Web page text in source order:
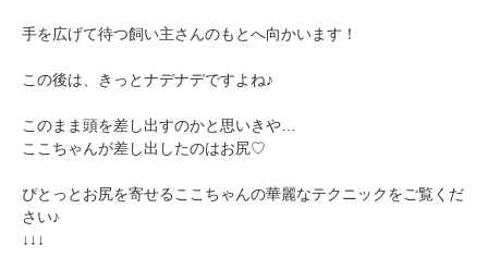
手を広げて待つ飼い主さんのもとへ向かいます！
この後は、きっとナデナデですよね♪
このまま頭を差し出すのかと思いきや…
ここちゃんが差し出したのはお尻♡
ぴとっとお尻を寄せるここちゃんの華麗なテクニックをご覧くだ
さい♪
↓↓↓
PECOアプリをダウンロード済みの方